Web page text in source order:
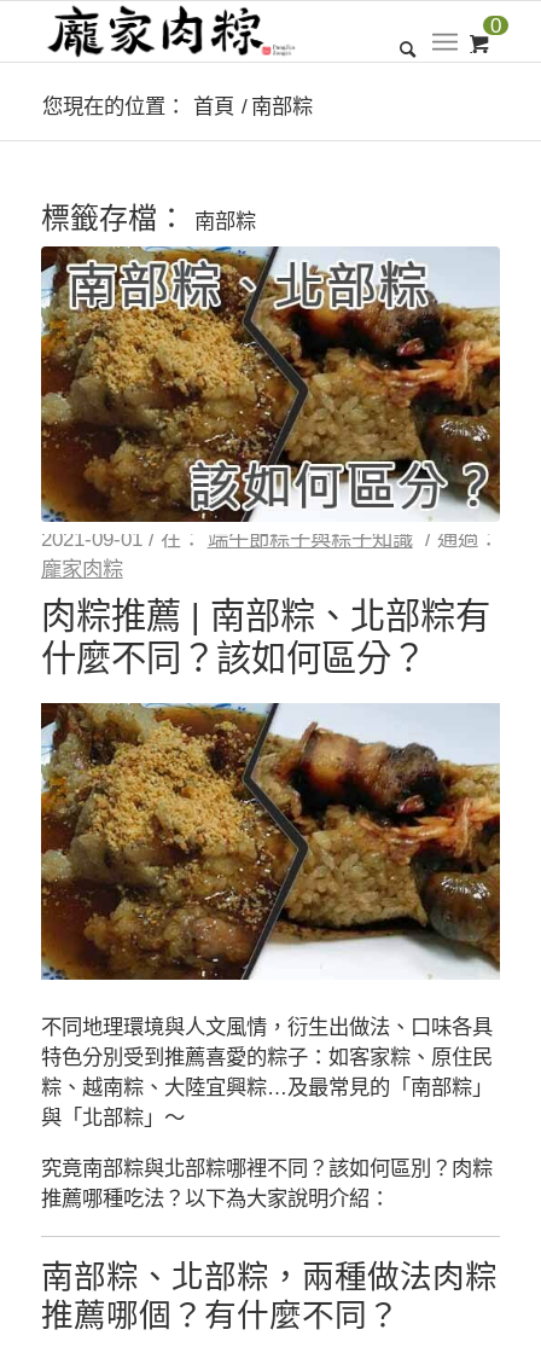
0
您現在的位置： 首頁 / 南部粽
標籤存檔： 南部粽
2021-09-01 / 在： 端午節粽子與粽子知識 / 通過：
龐家肉粽
肉粽推薦 | 南部粽、北部粽有
什麼不同？該如何區分？
不同地理環境與人文風情，衍生出做法、口味各具
特色分別受到推薦喜愛的粽子：如客家粽、原住民
粽、越南粽、大陸宜興粽…及最常見的「南部粽」
與「北部粽」～
究竟南部粽與北部粽哪裡不同？該如何區別？肉粽
推薦哪種吃法？以下為大家說明介紹：
南部粽、北部粽，兩種做法肉粽
推薦哪個？有什麼不同？